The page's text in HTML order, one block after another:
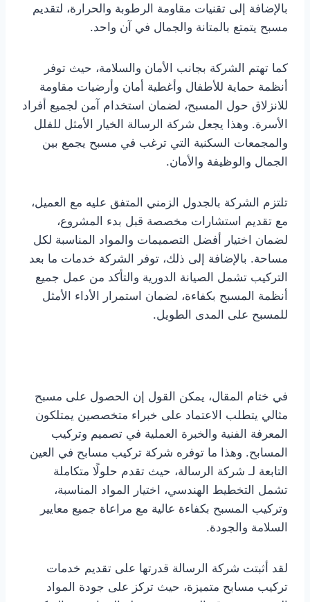
بالإضافة إلى تقنيات مقاومة الرطوبة والحرارة، لتقديم
مسبح يتمتع بالمتانة والجمال في آن واحد.
كما تهتم الشركة بجانب الأمان والسلامة، حيث توفر
أنظمة حماية للأطفال وأغطية أمان وأرضيات مقاومة
للانزلاق حول المسبح، لضمان استخدام آمن لجميع أفراد
الأسرة. وهذا يجعل شركة الرسالة الخيار الأمثل للفلل
والمجمعات السكنية التي ترغب في مسبح يجمع بين
الجمال والوظيفة والأمان.
تلتزم الشركة بالجدول الزمني المتفق عليه مع العميل،
مع تقديم استشارات مخصصة قبل بدء المشروع،
لضمان اختيار أفضل التصميمات والمواد المناسبة لكل
مساحة. بالإضافة إلى ذلك، توفر الشركة خدمات ما بعد
التركيب تشمل الصيانة الدورية والتأكد من عمل جميع
أنظمة المسبح بكفاءة، لضمان استمرار الأداء الأمثل
للمسبح على المدى الطويل.
في ختام المقال، يمكن القول إن الحصول على مسبح
مثالي يتطلب الاعتماد على خبراء متخصصين يمتلكون
المعرفة الفنية والخبرة العملية في تصميم وتركيب
المسابح. وهذا ما توفره شركة تركيب مسابح في العين
التابعة لـ شركة الرسالة، حيث تقدم حلولًا متكاملة
تشمل التخطيط الهندسي، اختيار المواد المناسبة،
وتركيب المسبح بكفاءة عالية مع مراعاة جميع معايير
السلامة والجودة.
لقد أثبتت شركة الرسالة قدرتها على تقديم خدمات
تركيب مسابح متميزة، حيث تركز على جودة المواد